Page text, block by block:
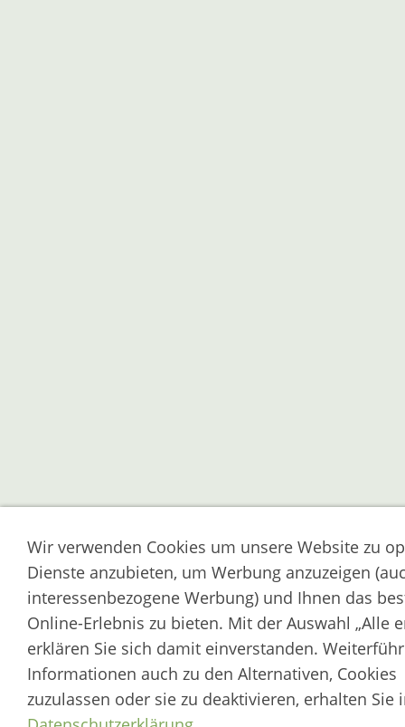
Wir verwenden Cookies um unsere Website zu
Dienste anzubieten, um Werbung anzuzeigen
interessenbezogene Werbung) und Ihnen das
Online-Erlebnis zu bieten. Mit der Auswahl „Alle
erklären Sie sich damit einverstanden.
Informationen auch zu den Alternativen, Cookies
zuzulassen oder sie zu deaktivieren, erhalten Sie